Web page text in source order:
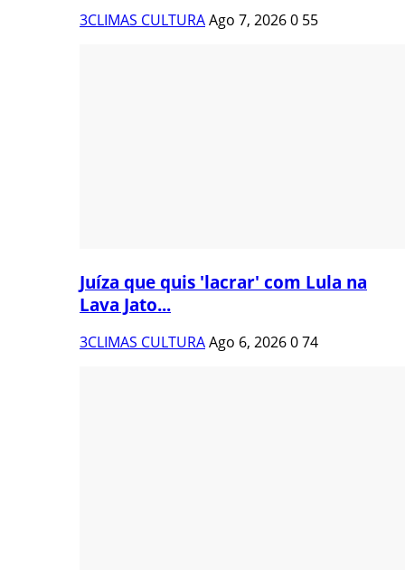
3CLIMAS CULTURAAgo 7, 20260 55
Juíza que quis 'lacrar' com Lula na
Lava Jato...
3CLIMAS CULTURAAgo 6, 2026074